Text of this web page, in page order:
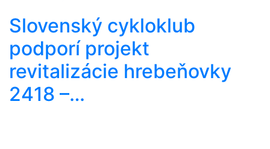
Slovenský cykloklub
podporí projekt
revitalizácie hrebeňovky
2418 –…